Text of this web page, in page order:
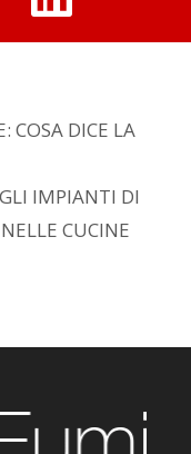
COSA DICE LA
IMPIANTI DI
CUCINE